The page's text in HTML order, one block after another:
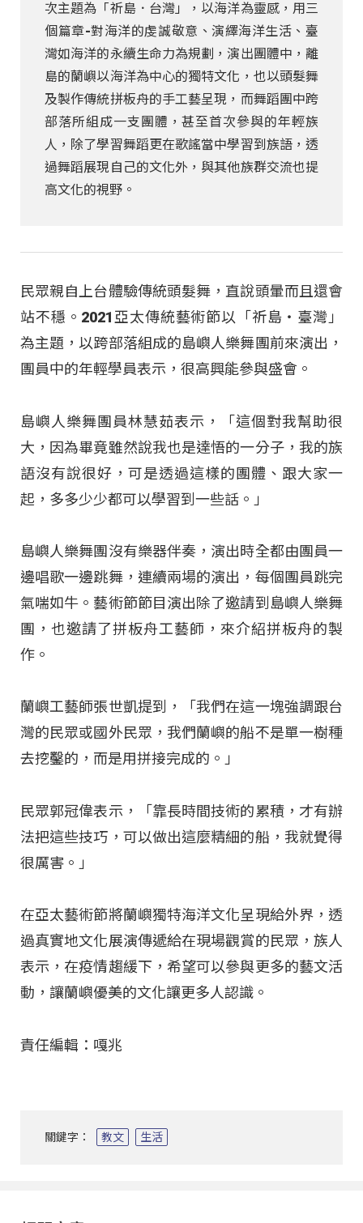
次主題為「祈島．台灣」，以海洋為靈感，用三
個篇章-對海洋的虔誠敬意、演繹海洋生活、臺
灣如海洋的永續生命力為規劃，演出團體中，離
島的蘭嶼以海洋為中心的獨特文化，也以頭髮舞
及製作傳統拼板舟的手工藝呈現，而舞蹈團中跨
部落所組成一支團體，甚至首次參與的年輕族
人，除了學習舞蹈更在歌謠當中學習到族語，透
過舞蹈展現自己的文化外，與其他族群交流也提
高文化的視野。
民眾親自上台體驗傳統頭髮舞，直說頭暈而且還會
站不穩。2021亞太傳統藝術節以「祈島‧臺灣」
為主題，以跨部落組成的島嶼人樂舞團前來演出，
團員中的年輕學員表示，很高興能參與盛會。
島嶼人樂舞團員林慧茹表示，「這個對我幫助很
大，因為畢竟雖然說我也是達悟的一分子，我的族
語沒有說很好，可是透過這樣的團體、跟大家一
起，多多少少都可以學習到一些話。」
島嶼人樂舞團沒有樂器伴奏，演出時全都由團員一
邊唱歌一邊跳舞，連續兩場的演出，每個團員跳完
氣喘如牛。藝術節節目演出除了邀請到島嶼人樂舞
團，也邀請了拼板舟工藝師，來介紹拼板舟的製
作。
蘭嶼工藝師張世凱提到，「我們在這一塊強調跟台
灣的民眾或國外民眾，我們蘭嶼的船不是單一樹種
去挖鑿的，而是用拼接完成的。」
民眾郭冠偉表示，「靠長時間技術的累積，才有辦
法把這些技巧，可以做出這麼精細的船，我就覺得
很厲害。」
在亞太藝術節將蘭嶼獨特海洋文化呈現給外界，透
過真實地文化展演傳遞給在現場觀賞的民眾，族人
表示，在疫情趨緩下，希望可以參與更多的藝文活
動，讓蘭嶼優美的文化讓更多人認識。
責任編輯：嘎兆
關鍵字： 教文 生活